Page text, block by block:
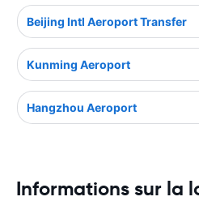
Beijing Intl Aeroport Transfer
Kunming Aeroport
Hangzhou Aeroport
Informations sur la